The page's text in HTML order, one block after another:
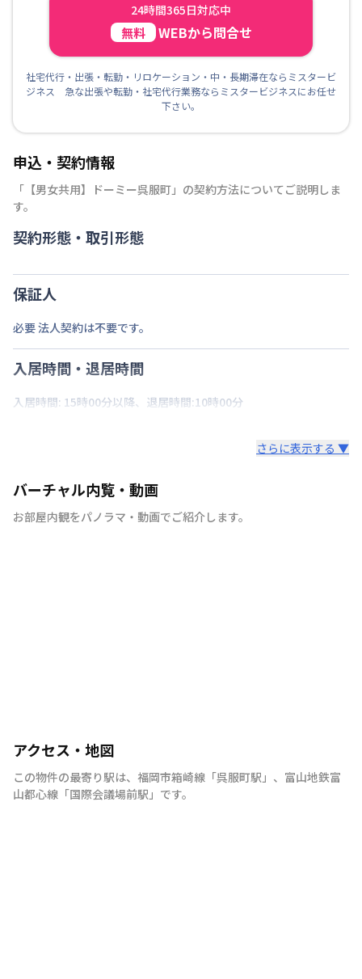
24時間365日対応中
無料 WEBから問合せ
社宅代行・出張・転勤・リロケーション・中・長期滞在ならミスタービ
ジネス 急な出張や転勤・社宅代行業務ならミスタービジネスにお任せ
下さい。
申込・契約情報
「 【男女共用】ドーミー呉服町 」の契約方法についてご説明しま
す。
契約形態・取引形態
保証人
必要 法人契約は不要です。
入居時間・退居時間
入居時間: 15時00分以降、退居時間:10時00分
さらに表示する ▼
バーチャル内覧・動画
お部屋内観をパノラマ・動画でご紹介します。
アクセス・地図
この物件の最寄り駅は、 福岡市箱崎線 「呉服町駅 」 、 富山地鉄富
山都心線 「国際会議場前駅 」 です。